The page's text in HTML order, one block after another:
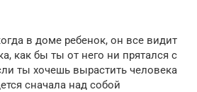
в доме ребенок, он все видит
как бы ты от него ни прятался с
ты хочешь вырастить человека
сначала над собой